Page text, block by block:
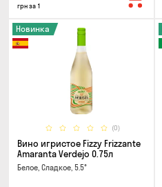
грн за 1
(0)
Новинка
Вино игристое Fizzy Frizzante
Amaranta Verdejo 0.75л
Белое, Сладкое, 5.5°